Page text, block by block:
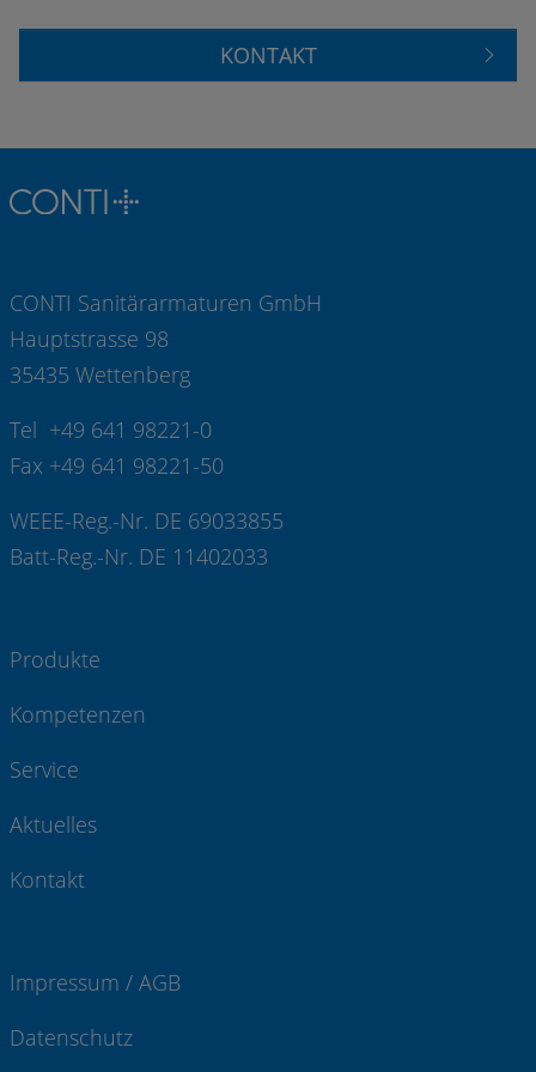
KONTAKT
CONTI Sanitärarmaturen GmbH
Hauptstrasse 98
35435 Wettenberg
Tel +49 641 98221-0
Fax +49 641 98221-50
WEEE-Reg.-Nr. DE 69033855
Batt-Reg.-Nr. DE 11402033
Produkte
Kompetenzen
Service
Aktuelles
Kontakt
Impressum / AGB
Datenschutz